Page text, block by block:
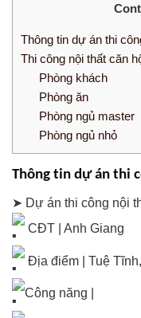
Thông tin dự án thi
Thi công nội thất căn
Phòng khách
Phòng ăn
Phòng ngủ master
Phòng ngủ nhỏ
Thông tin dự án thi
➤ Dự án thi công nội
CĐT | Anh Giang
Địa điểm | Tuệ
Công năng |